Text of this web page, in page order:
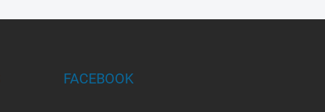
FACEBOOK